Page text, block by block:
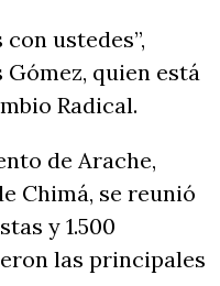
ustedes”,
quien está
Radical.
de Arache,
Chimá, se reunió
y 1.500
las principales